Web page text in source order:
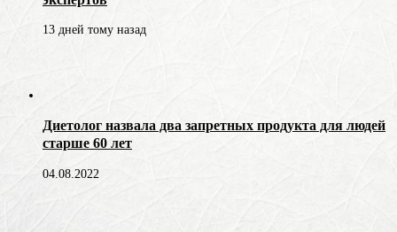
13 дней тому назад
Диетолог назвала два запретных продукта для людей
старше 60 лет
04.08.2022